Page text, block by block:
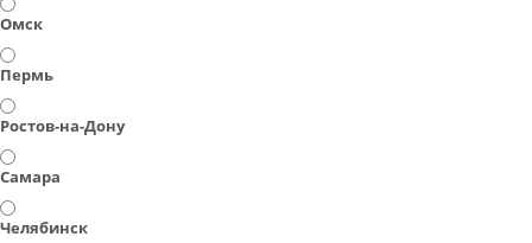
Омск
Пермь
Ростов-на-Дону
Самара
Челябинск